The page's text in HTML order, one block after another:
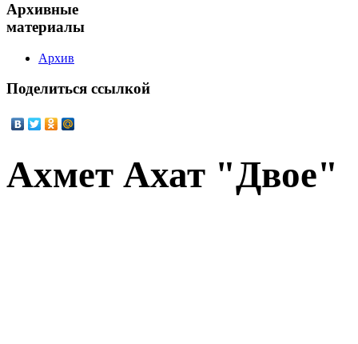
Архивные
материалы
Архив
Поделиться ссылкой
Ахмет Ахат "Двое"